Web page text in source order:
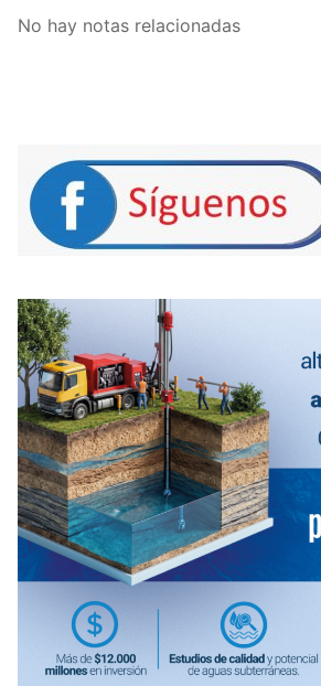
No hay notas relacionadas